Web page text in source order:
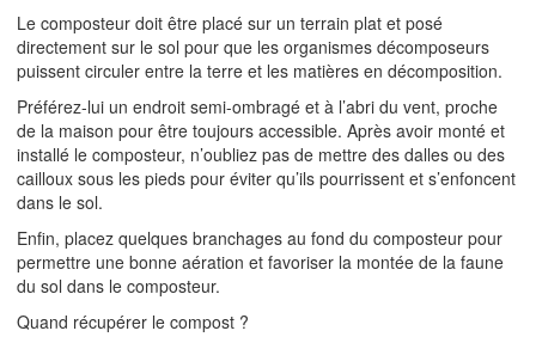
Le composteur doit être placé sur un terrain plat et posé
directement sur le sol pour que les organismes décomposeurs
puissent circuler entre la terre et les matières en décomposition.
Préférez-lui un endroit semi-ombragé et à l’abri du vent, proche
de la maison pour être toujours accessible. Après avoir monté et
installé le composteur, n’oubliez pas de mettre des dalles ou des
cailloux sous les pieds pour éviter qu’ils pourrissent et s’enfoncent
dans le sol.
Enfin, placez quelques branchages au fond du composteur pour
permettre une bonne aération et favoriser la montée de la faune
du sol dans le composteur.
Quand récupérer le compost ?